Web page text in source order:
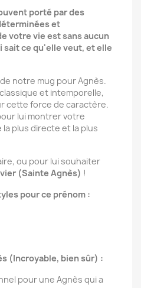
porté par des
et
votre vie est sans aucun
sait ce qu'elle veut, et elle
notre mug pour Agnès.
et intemporelle,
cette force de caractère.
lui montrer votre
la plus directe et la plus
ou pour lui souhaiter
(Sainte Agnès) !
pour ce prénom :
(Incroyable, bien sûr) :
pour une Agnès qui a